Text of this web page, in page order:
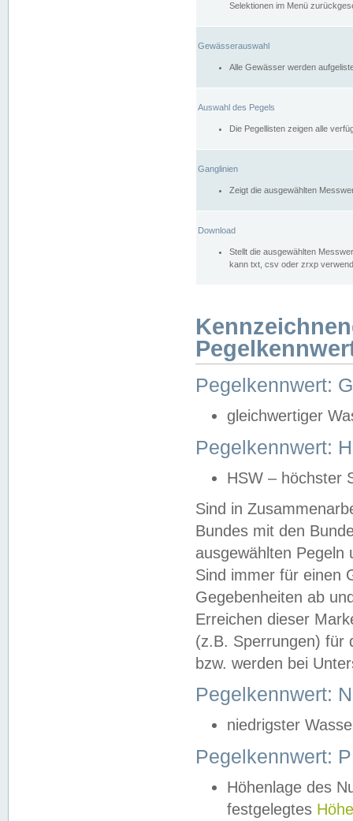
Selektionen im Menü
Gewässerauswahl
Alle Gewässer werden
Auswahl des Pegels
Die Pegellisten zeigen alle
Ganglinien
Zeigt die ausgewählten
Download
Stellt die ausgewählten
kann txt, csv oder zrxp
Pegelkennwert:
gleichwertiger
Pegelkennwert:
HSW – höchster
Sind in
Bundes mit den
ausgewählten
Sind immer für einen
Gegebenheiten ab
Erreichen dieser
(z.B. Sperrungen) für
bzw. werden bei
Pegelkennwert:
niedrigster
Pegelkennwert:
Höhenlage des
festgelegtes